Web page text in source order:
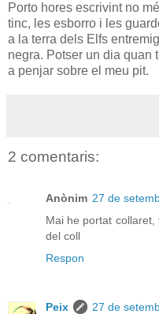
Porto hores escrivint no
tinc, les esborro i les
a la terra dels Elfs
negra. Potser un dia quan
a penjar sobre el meu pit.
2 comentaris:
Anònim 27 de
Mai he portat
del coll
Respon
Peix
27 de